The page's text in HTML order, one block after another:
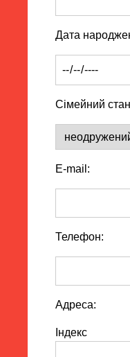
Дата
Сімейний
E-mail:
Телефон:
Адреса:
Індекс